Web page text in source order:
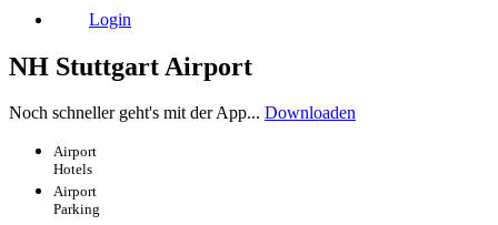
Login
NH Stuttgart Airport
Noch schneller geht's mit der App... Downloaden
Airport
Hotels
Airport
Parking